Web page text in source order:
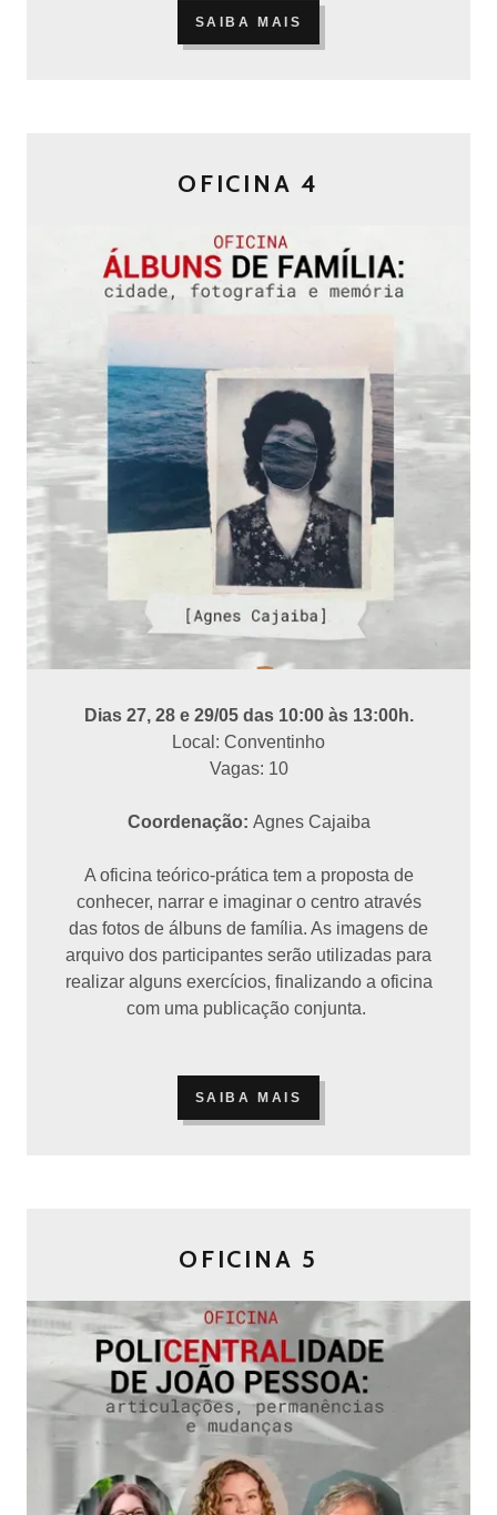
SAIBA MAIS
OFICINA 4
Dias 27, 28 e 29/05 das 10:00 às 13:00h.
Local: Conventinho
Vagas: 10
Coordenação: Agnes Cajaiba
A oficina teórico-prática tem a proposta de
conhecer, narrar e imaginar o centro através
das fotos de álbuns de família. As imagens de
arquivo dos participantes serão utilizadas para
realizar alguns exercícios, finalizando a oficina
com uma publicação conjunta.
SAIBA MAIS
OFICINA 5